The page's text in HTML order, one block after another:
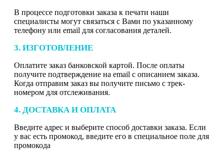
В процессе подготовки заказа к печати наши
специалисты могут связаться с Вами по указанному
телефону или email для согласования деталей.
3. ИЗГОТОВЛЕНИЕ
Оплатите заказ банковской картой. После оплаты
получите подтверждение на email с описанием заказа.
Когда отправим заказ вы получите письмо с трек-
номером для отслеживания.
4. ДОСТАВКА И ОПЛАТА
Введите адрес и выберите способ доставки заказа. Если
у вас есть промокод, введите его в специальное поле для
промокода